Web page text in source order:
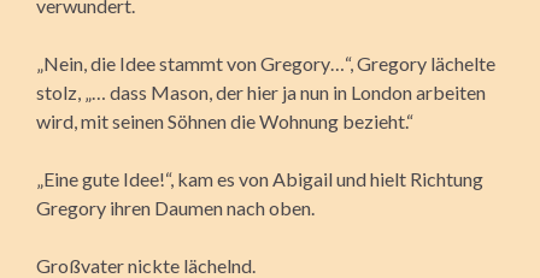
verwundert.
„Nein, die Idee stammt von Gregory…“, Gregory lächelte
stolz, „… dass Mason, der hier ja nun in London arbeiten
wird, mit seinen Söhnen die Wohnung bezieht.“
„Eine gute Idee!“, kam es von Abigail und hielt Richtung
Gregory ihren Daumen nach oben.
Großvater nickte lächelnd.